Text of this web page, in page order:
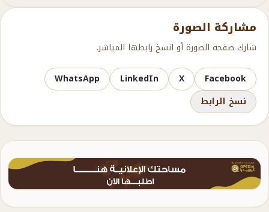
مشاركة الصورة
شارك صفحة الصورة أو انسخ رابطها المباشر.
Facebook
X
LinkedIn
WhatsApp
نسخ الرابط